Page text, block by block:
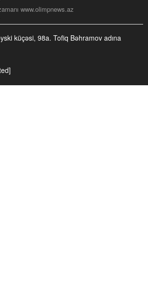
www.olimpnews.az
küçəsi, 98a. Tofiq Bəhramov adına